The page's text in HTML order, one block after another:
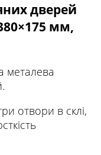
дверей
×175 мм,
металева
.
отвори в склі,